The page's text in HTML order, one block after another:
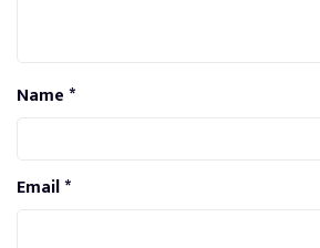
Name*
Email*